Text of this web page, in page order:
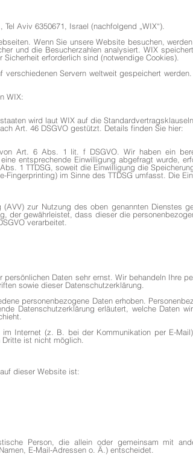
Aviv 6350671, Israel (nachfolgend „WIX“).
Wenn Sie unsere Website besuchen,
und die Besucherzahlen analysiert. WIX
erforderlich sind (notwendige Cookies).
Servern weltweit gespeichert
WIX:
wird laut WIX auf die Standardvertragsklauseln
Art. 46 DSGVO gestützt. Details finden Sie hier:
Art. 6 Abs. 1 lit. f DSGVO. Wir haben ein
entsprechende Einwilligung abgefragt wurde,
1 TTDSG, soweit die Einwilligung die
im Sinne des TTDSG umfasst. Die
zur Nutzung des oben genannten Dienstes
der gewährleistet, dass dieser die
verarbeitet.
Daten sehr ernst. Wir behandeln Ihre
sowie dieser Datenschutzerklärung.
personenbezogene Daten erhoben.
Datenschutzerklärung erläutert, welche Daten
Internet (z. B. bei der Kommunikation per E-
ist nicht möglich.
dieser Website ist:
Person, die allein oder gemeinsam mit
E-Mail-Adressen o. Ä.) entscheidet.